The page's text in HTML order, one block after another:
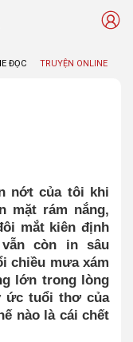
ĐỌC TRUYỆN ONLINE
nớt của tôi khi
mặt rám nắng,
mắt kiên định
còn in sâu
chiều mưa xám
lớn trong lòng
ức tuổi thơ của
nào là cái chết